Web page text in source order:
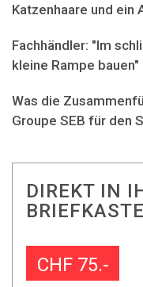
Katzenhaare und ein
Fachhändler: "Im
kleine Rampe bauen"
Was die
Groupe SEB für den
DIREKT IN
CHF 75.-